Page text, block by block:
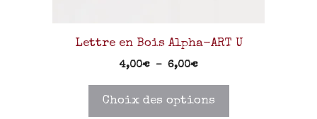
Lettre en Bois Alpha-ART U
4,00€ – 6,00€
Choix des options